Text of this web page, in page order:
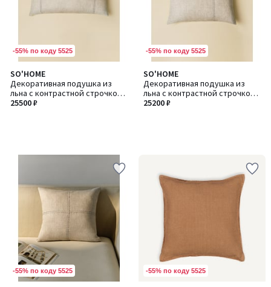
-55% по коду 5525
SO'HOME
Декоративная подушка из
льна с контрастной строчкой,
35х80 см
25500 ₽
-55% по коду 5525
SO'HOME
Декоративная подушка из
льна с контрастной строчкой,
45х60 см.
25200 ₽
-55% по коду 5525 -55% по коду 5525